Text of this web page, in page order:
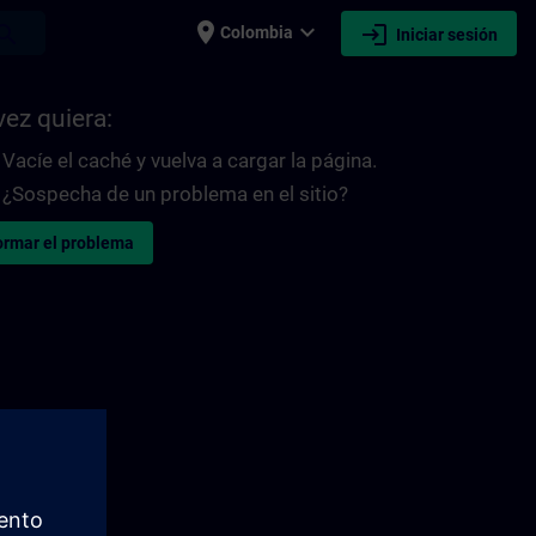
place Colombia expand_more login Iniciar sesión
quiera:
Vacíe el caché y vuelva a cargar la página.
¿Sospecha de un problema en el sitio?
el problema